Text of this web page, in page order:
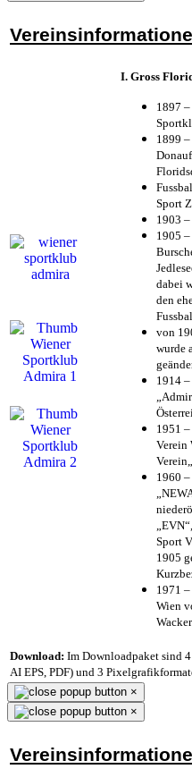
I. Gross
1897 –
1899
Sport
1903
1905
dabei
den
von
wurde
1914
1951
Verein
1960
Sport
1905
1971
Wien
Download: Im Downloadpaket sind
AI EPS, PDF) und 3
×
×